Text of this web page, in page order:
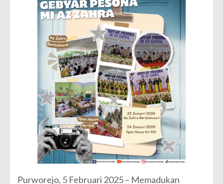
Purworejo, 5 Februari 2025 – Memadukan